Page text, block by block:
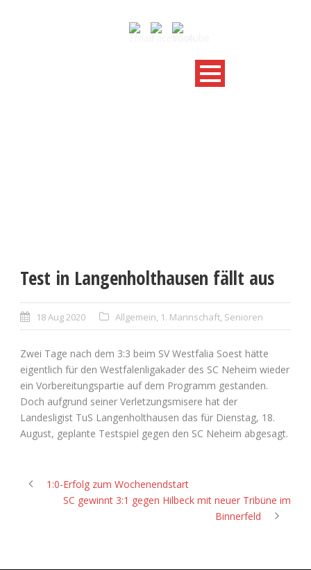
Test in Langenholthausen fällt aus
18 Aug 2020 Allgemein, 1. Mannschaft, Senioren
Zwei Tage nach dem 3:3 beim SV Westfalia Soest hätte
eigentlich für den Westfalenligakader des SC Neheim wieder
ein Vorbereitungspartie auf dem Programm gestanden.
Doch aufgrund seiner Verletzungsmisere hat der
Landesligist TuS Langenholthausen das für Dienstag, 18.
August, geplante Testspiel gegen den SC Neheim abgesagt.
1:0-Erfolg zum Wochenendstart
SC gewinnt 3:1 gegen Hilbeck mit neuer Tribüne im
Binnerfeld